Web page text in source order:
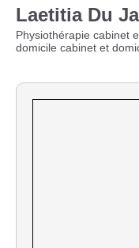
Laetitia Du
Physiothérapie cabinet
domicile cabinet et